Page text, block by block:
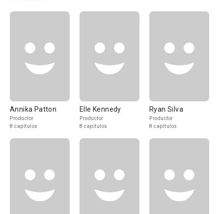
Annika Patton
Productor
8 capítulos
Elle Kennedy
Productor
8 capítulos
Ryan Silva
Productor
8 capítulos